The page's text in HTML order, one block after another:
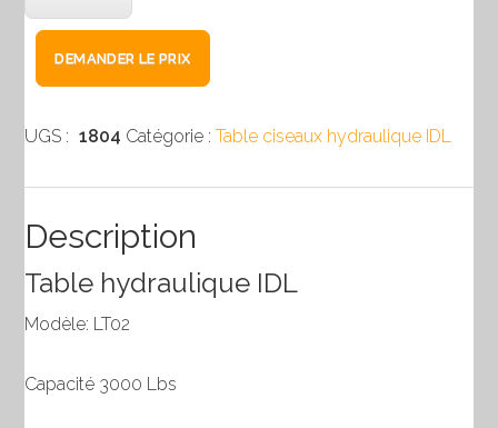
de
ciseaux
IDL
3000
lbs
DEMANDER LE PRIX
UGS : 1804 Catégorie :Table ciseaux hydraulique IDL
Description
Table hydraulique IDL
Modèle: LT02
Capacité 3000 Lbs